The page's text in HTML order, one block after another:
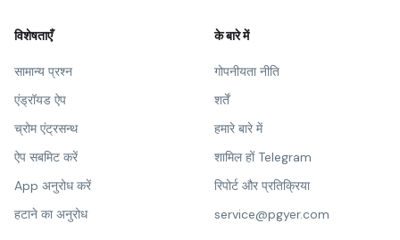
विशेषताएँ
सामान्य प्रश्न
एंड्रॉयड ऐप
च्रोम एंट्रसन्थ
ऐप सबमिट करें
App अनुरोध करें
हटाने का अनुरोध
के बारे में
गोपनीयता नीति
शर्तें
हमारे बारे में
शामिल हों Telegram
रिपोर्ट और प्रतिक्रिया
service@pgyer.com